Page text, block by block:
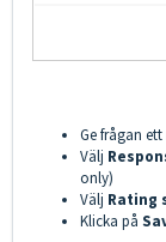
Ge frågan
Välj
only)
Välj Rating
Klicka på